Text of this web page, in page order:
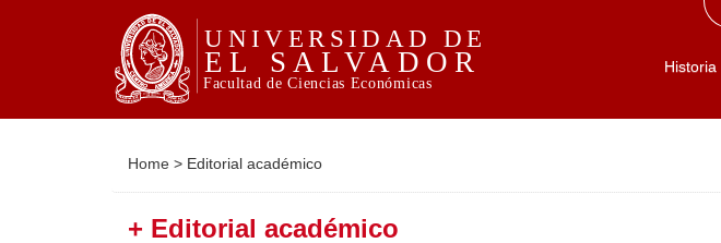
Historia
Home > Editorial académico
+ Editorial académico